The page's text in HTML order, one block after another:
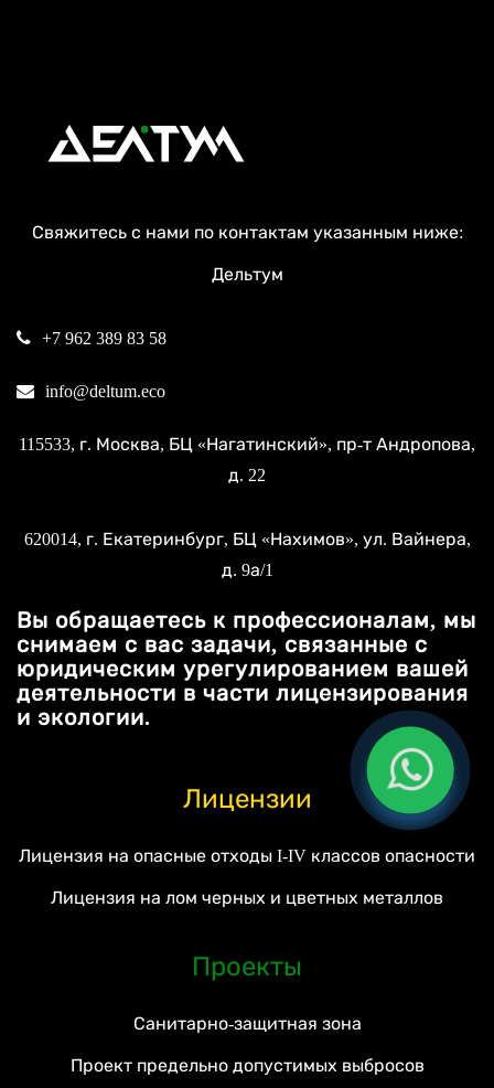
Свяжитесь с нами по контактам указанным ниже:
Дельтум
+7 962 389 83 58
info@deltum.eco
115533, г. Москва, БЦ «Нагатинский», пр-т Андропова,
д. 22
620014, г. Екатеринбург, БЦ «Нахимов», ул. Вайнера,
д. 9а/1
Вы обращаетесь к профессионалам, мы
снимаем с вас задачи, связанные с
юридическим урегулированием вашей
деятельности в части лицензирования
и экологии.
Лицензии
Лицензия на опасные отходы I-IV классов опасности
Лицензия на лом черных и цветных металлов
Проекты
Санитарно-защитная зона
Проект предельно допустимых выбросов